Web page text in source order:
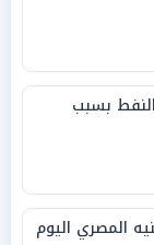
بسبب
المصري اليوم